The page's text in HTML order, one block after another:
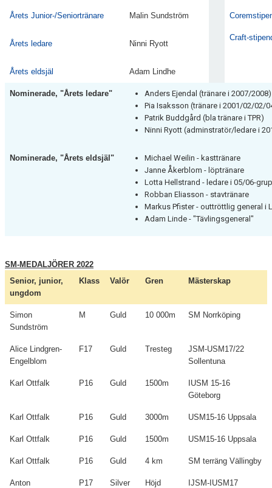
Årets Junior-/Seniortränare Malin Sundström
Årets ledare Ninni Ryott
Craft-
Årets eldsjäl Adam Lindhe
Nominerade, "Årets ledare"
Anders Ejendal (tränare i 2007/2008)
Pia Isaksson (tränare i 2001/02/02/
Patrik Buddgård (bla tränare i TPR)
Ninni Ryott (adminstratör/ledare i
Nominerade, "Årets eldsjäl"
Michael Weilin - kasttränare
Janne Åkerblom - löptränare
Lotta Hellstrand - ledare i 05/06-
Robban Eliasson - stavtränare
Markus Pfister - outtröttlig general i
Adam Linde - "Tävlingsgeneral"
SM-MEDALJÖRER 2022
Senior, junior,
ungdom
Klass Valör Gren Mästerskap
Simon
Sundström
M Guld 10 000m SM Norrköping
Alice Lindgren-
Engelblom
F17 Guld Tresteg
JSM-USM17/22
Sollentuna
Karl Ottfalk P16 Guld 1500m
IUSM 15-16
Göteborg
Karl Ottfalk P16 Guld 3000m USM15-16 Uppsala
Karl Ottfalk P16 Guld 1500m USM15-16 Uppsala
Karl Ottfalk P16 Guld 4 km SM terräng Vällingby
Anton
P17 Silver Höjd
IJSM-IUSM17